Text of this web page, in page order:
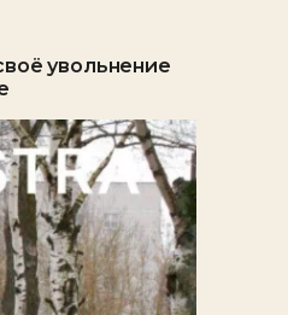
увольнение